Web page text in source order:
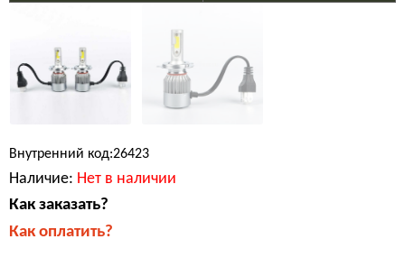
Внутренний код:26423
Наличие: Нет в наличии
Как заказать?
Как оплатить?